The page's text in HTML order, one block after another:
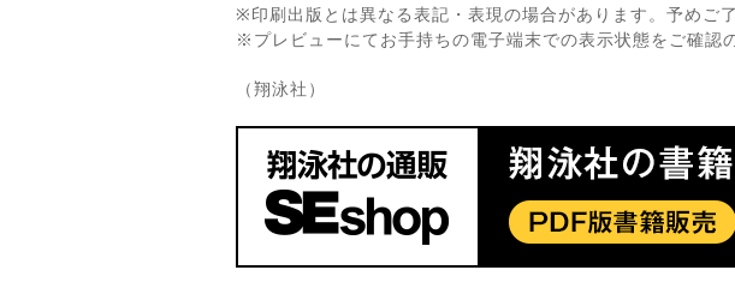
※印刷出版とは異なる表記・表現の場合があります。予めご
※プレビューにてお手持ちの電子端末での表示状態をご確認
（翔泳社）